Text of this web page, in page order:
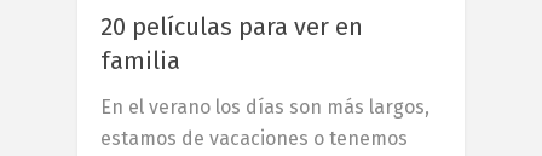
20 películas para ver en
familia
En el verano los días son más largos,
estamos de vacaciones o tenemos